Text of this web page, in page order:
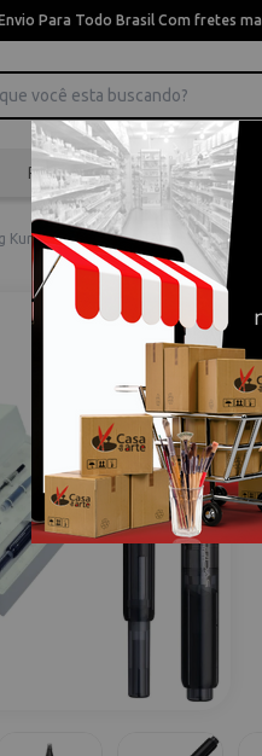
Para Todo Brasil Com fretes
Pincéis Desenho
Kuretake > Caneta Tinteiro